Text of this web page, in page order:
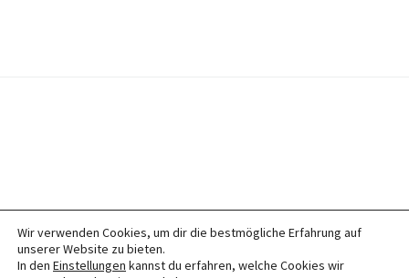
© 2026Tierheilpraktikermobil– Alle Rechte vorbehalten
Impressum
Wir verwenden Cookies, um dir die bestmögliche Erfahrung auf
unserer Website zu bieten.
In den Einstellungen kannst du erfahren, welche Cookies wir